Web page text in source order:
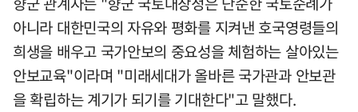
아니라 대한민국의 자유와 평화를 지켜낸 호국영령들의
희생을 배우고 국가안보의 중요성을 체험하는 살아있는
안보교육"이라며 "미래세대가 올바른 국가관과 안보관
을 확립하는 계기가 되기를 기대한다"고 말했다.